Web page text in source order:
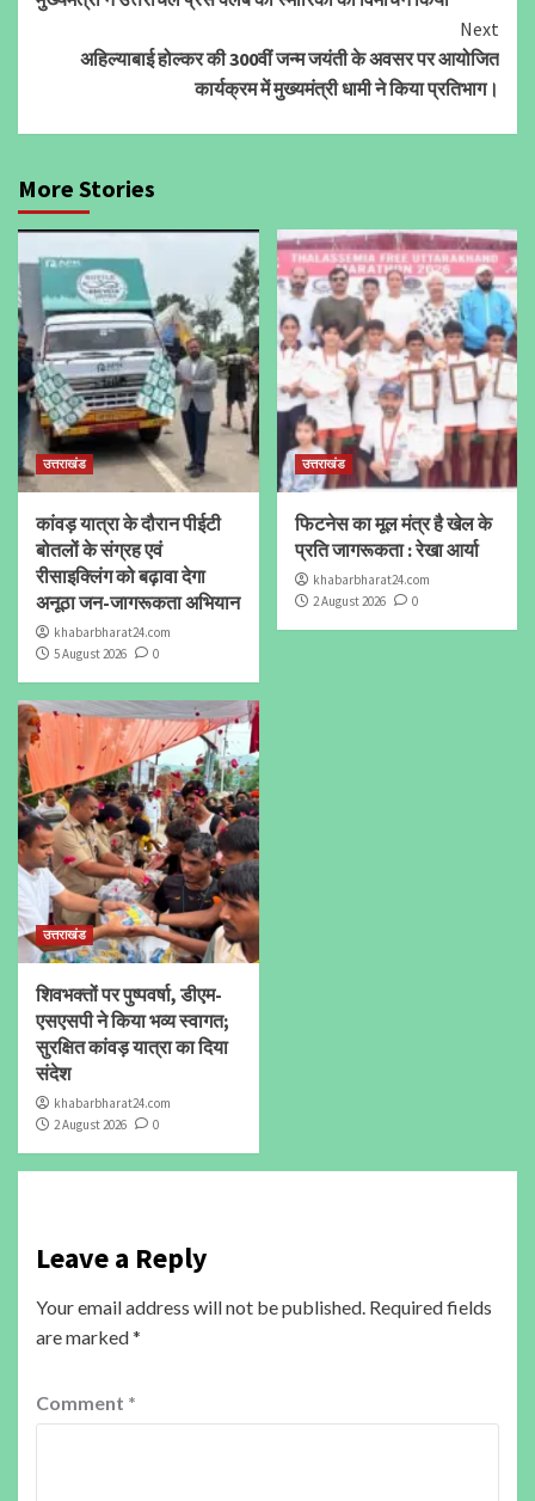
Reading
Next
अहिल्याबाई होल्कर की 300वीं जन्म जयंती के अवसर पर आयोजित
कार्यक्रम में मुख्यमंत्री धामी ने किया प्रतिभाग।
More Stories
उत्तराखंड
कांवड़ यात्रा के दौरान पीईटी
बोतलों के संग्रह एवं
रीसाइक्लिंग को बढ़ावा देगा
अनूठा जन-जागरूकता अभियान
khabarbharat24.com
5 August 2026
0
उत्तराखंड
फिटनेस का मूल मंत्र है खेल के
प्रति जागरूकता : रेखा आर्या
khabarbharat24.com
2 August 2026
0
उत्तराखंड
शिवभक्तों पर पुष्पवर्षा, डीएम-
एसएसपी ने किया भव्य स्वागत;
सुरक्षित कांवड़ यात्रा का दिया
संदेश
khabarbharat24.com
2 August 2026
0
Leave a Reply
Your email address will not be published. Required fields
are marked*
Comment *